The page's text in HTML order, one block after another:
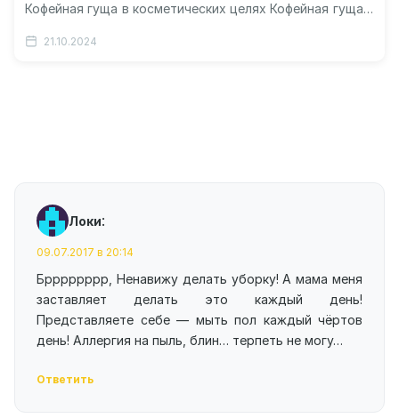
Кофейная гуща в косметических целях Кофейная гуща в
21.10.2024
Локи:
09.07.2017 в 20:14
Брррррррр, Ненавижу делать уборку! А мама меня
заставляет делать это каждый день!
Представляете себе — мыть пол каждый чёртов
день! Аллергия на пыль, блин… терпеть не могу…
Ответить